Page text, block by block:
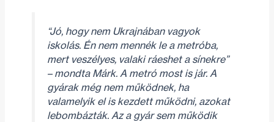
“Jó, hogy nem Ukrajnában vagyok
iskolás. Én nem mennék le a metróba,
mert veszélyes, valaki ráeshet a sínekre”
– mondta Márk. A metró most is jár. A
gyárak még nem működnek, ha
valamelyik el is kezdett működni, azokat
lebombázták. Az a gyár sem működik